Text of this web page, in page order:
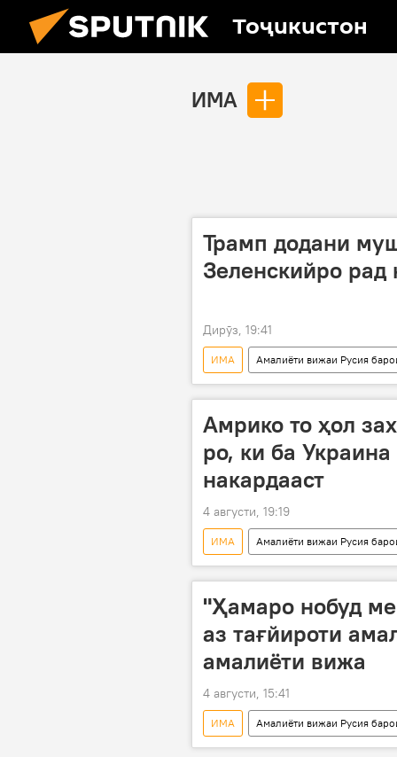
Тоҷикистон
ИМА
Трамп додани
Зеленскийро рад
Дирӯз, 19:41
ИМА Амалиёти вижаи Русия
амалиёти вижа
Трамп
Амрико то ҳол
ро, ки ба
накардааст
4 августи, 19:19
ИМА Амалиёти вижаи Русия
мушакҳо
падофанди ҳавоӣ
"Ҳамаро нобуд
аз тағйироти
амалиёти вижа
4 августи, 15:41
ИМА Амалиёти вижаи Русия
амалиёти вижа
низоъ